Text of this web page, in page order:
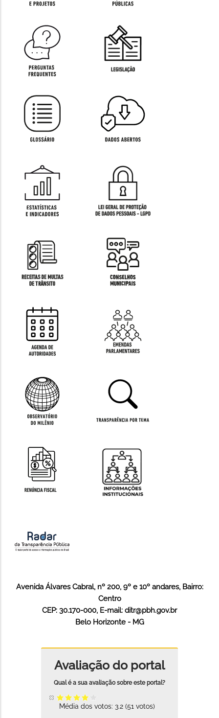
Avenida Álvares Cabral, nº 200, 9º e 10º andares, Bairro:
Centro
CEP: 30.170-000, E-mail: ditr@pbh.gov.br
Belo Horizonte - MG
Avaliação do portal
Média dos votos: 3.2 (51 votos)